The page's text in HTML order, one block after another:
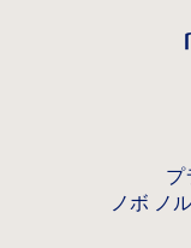
プ
ノボ ノ